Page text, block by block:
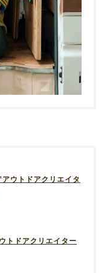
ウトドアクリエイタ
トドアクリエイター